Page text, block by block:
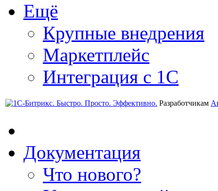
Ещё
Крупные внедрения
Маркетплейс
Интеграция с 1С
Разработчикам
Документация
Что нового?